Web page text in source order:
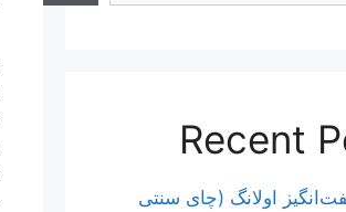
Recent
اولانگ (چای سنتی